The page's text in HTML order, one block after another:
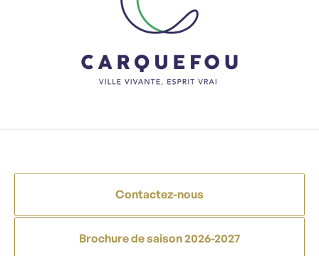
Contactez-nous
Brochure de saison 2026-2027